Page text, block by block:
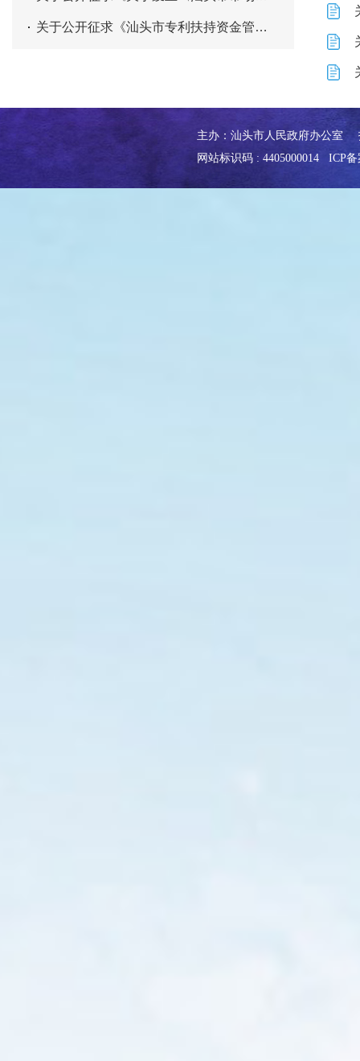
关于公开征求《汕头市专利扶持资金管理办法（征求意见稿）》修改意见的公告